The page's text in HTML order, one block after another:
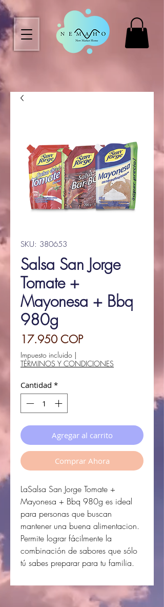
SKU: 380653
Salsa San Jorge
Tomate +
Mayonesa + Bbq
980g
17.950 COPPrecio
Impuesto incluido |
TÉRMINOS Y CONDICIONES
Cantidad *
Agregar al carrito
Comprar Ahora
LaSalsa San Jorge Tomate +
Mayonesa + Bbq 980g es ideal
para personas que buscan
mantener una buena alimentacion.
Permite lograr fácilmente la
combinación de sabores que sólo
tú sabes preparar para tu familia.